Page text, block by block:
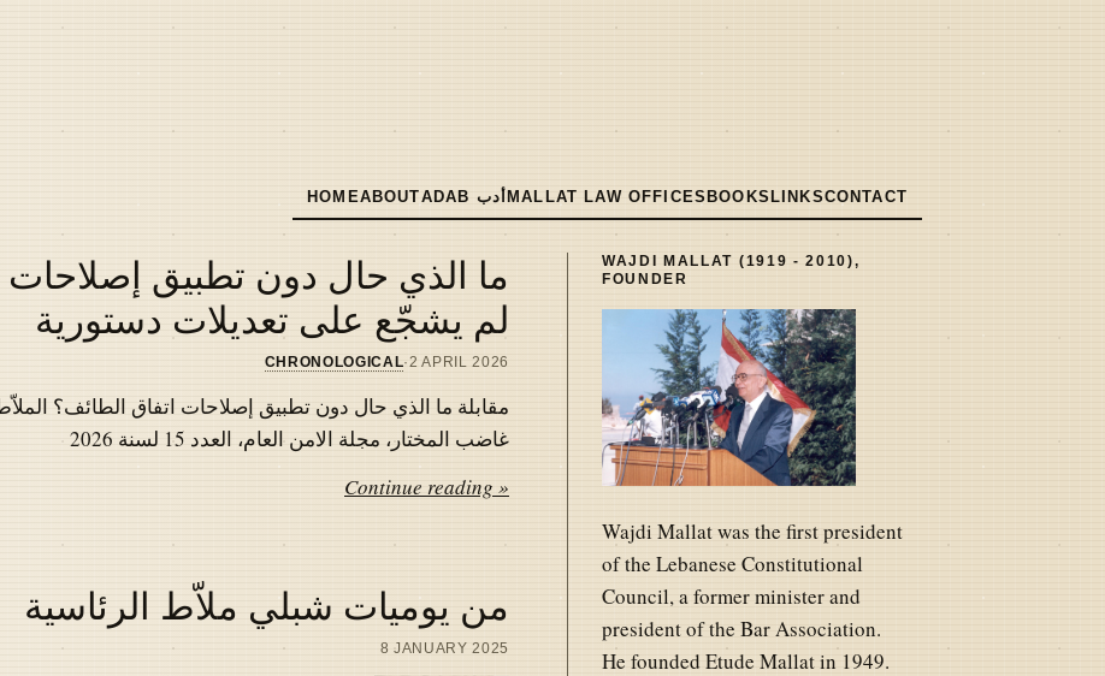
MAIN
HOMEABOUT ADAB أدب MALLAT LAW OFFICES BOOKS LINKSCONTACT
ما الذي حال دون تطبيق إصلاحات
لم يشجّع على تعديلات دستورية
2 APRIL 2026
·
CHRONOLOGICAL
مقابلة ما الذي حال دون تطبيق إصلاحات اتفاق الطائف؟
غاضب المختار، مجلة الامن العام، العدد 15 لسنة 2026
Continue reading »
من يوميات شبلي ملاّط الرئاسية
8 JANUARY 2025
WAJDI MALLAT (1919 - 2010),
FOUNDER
Wajdi Mallat was the first president
of the Lebanese Constitutional
Council, a former minister and
president of the Bar Association.
He founded Etude Mallat in 1949.